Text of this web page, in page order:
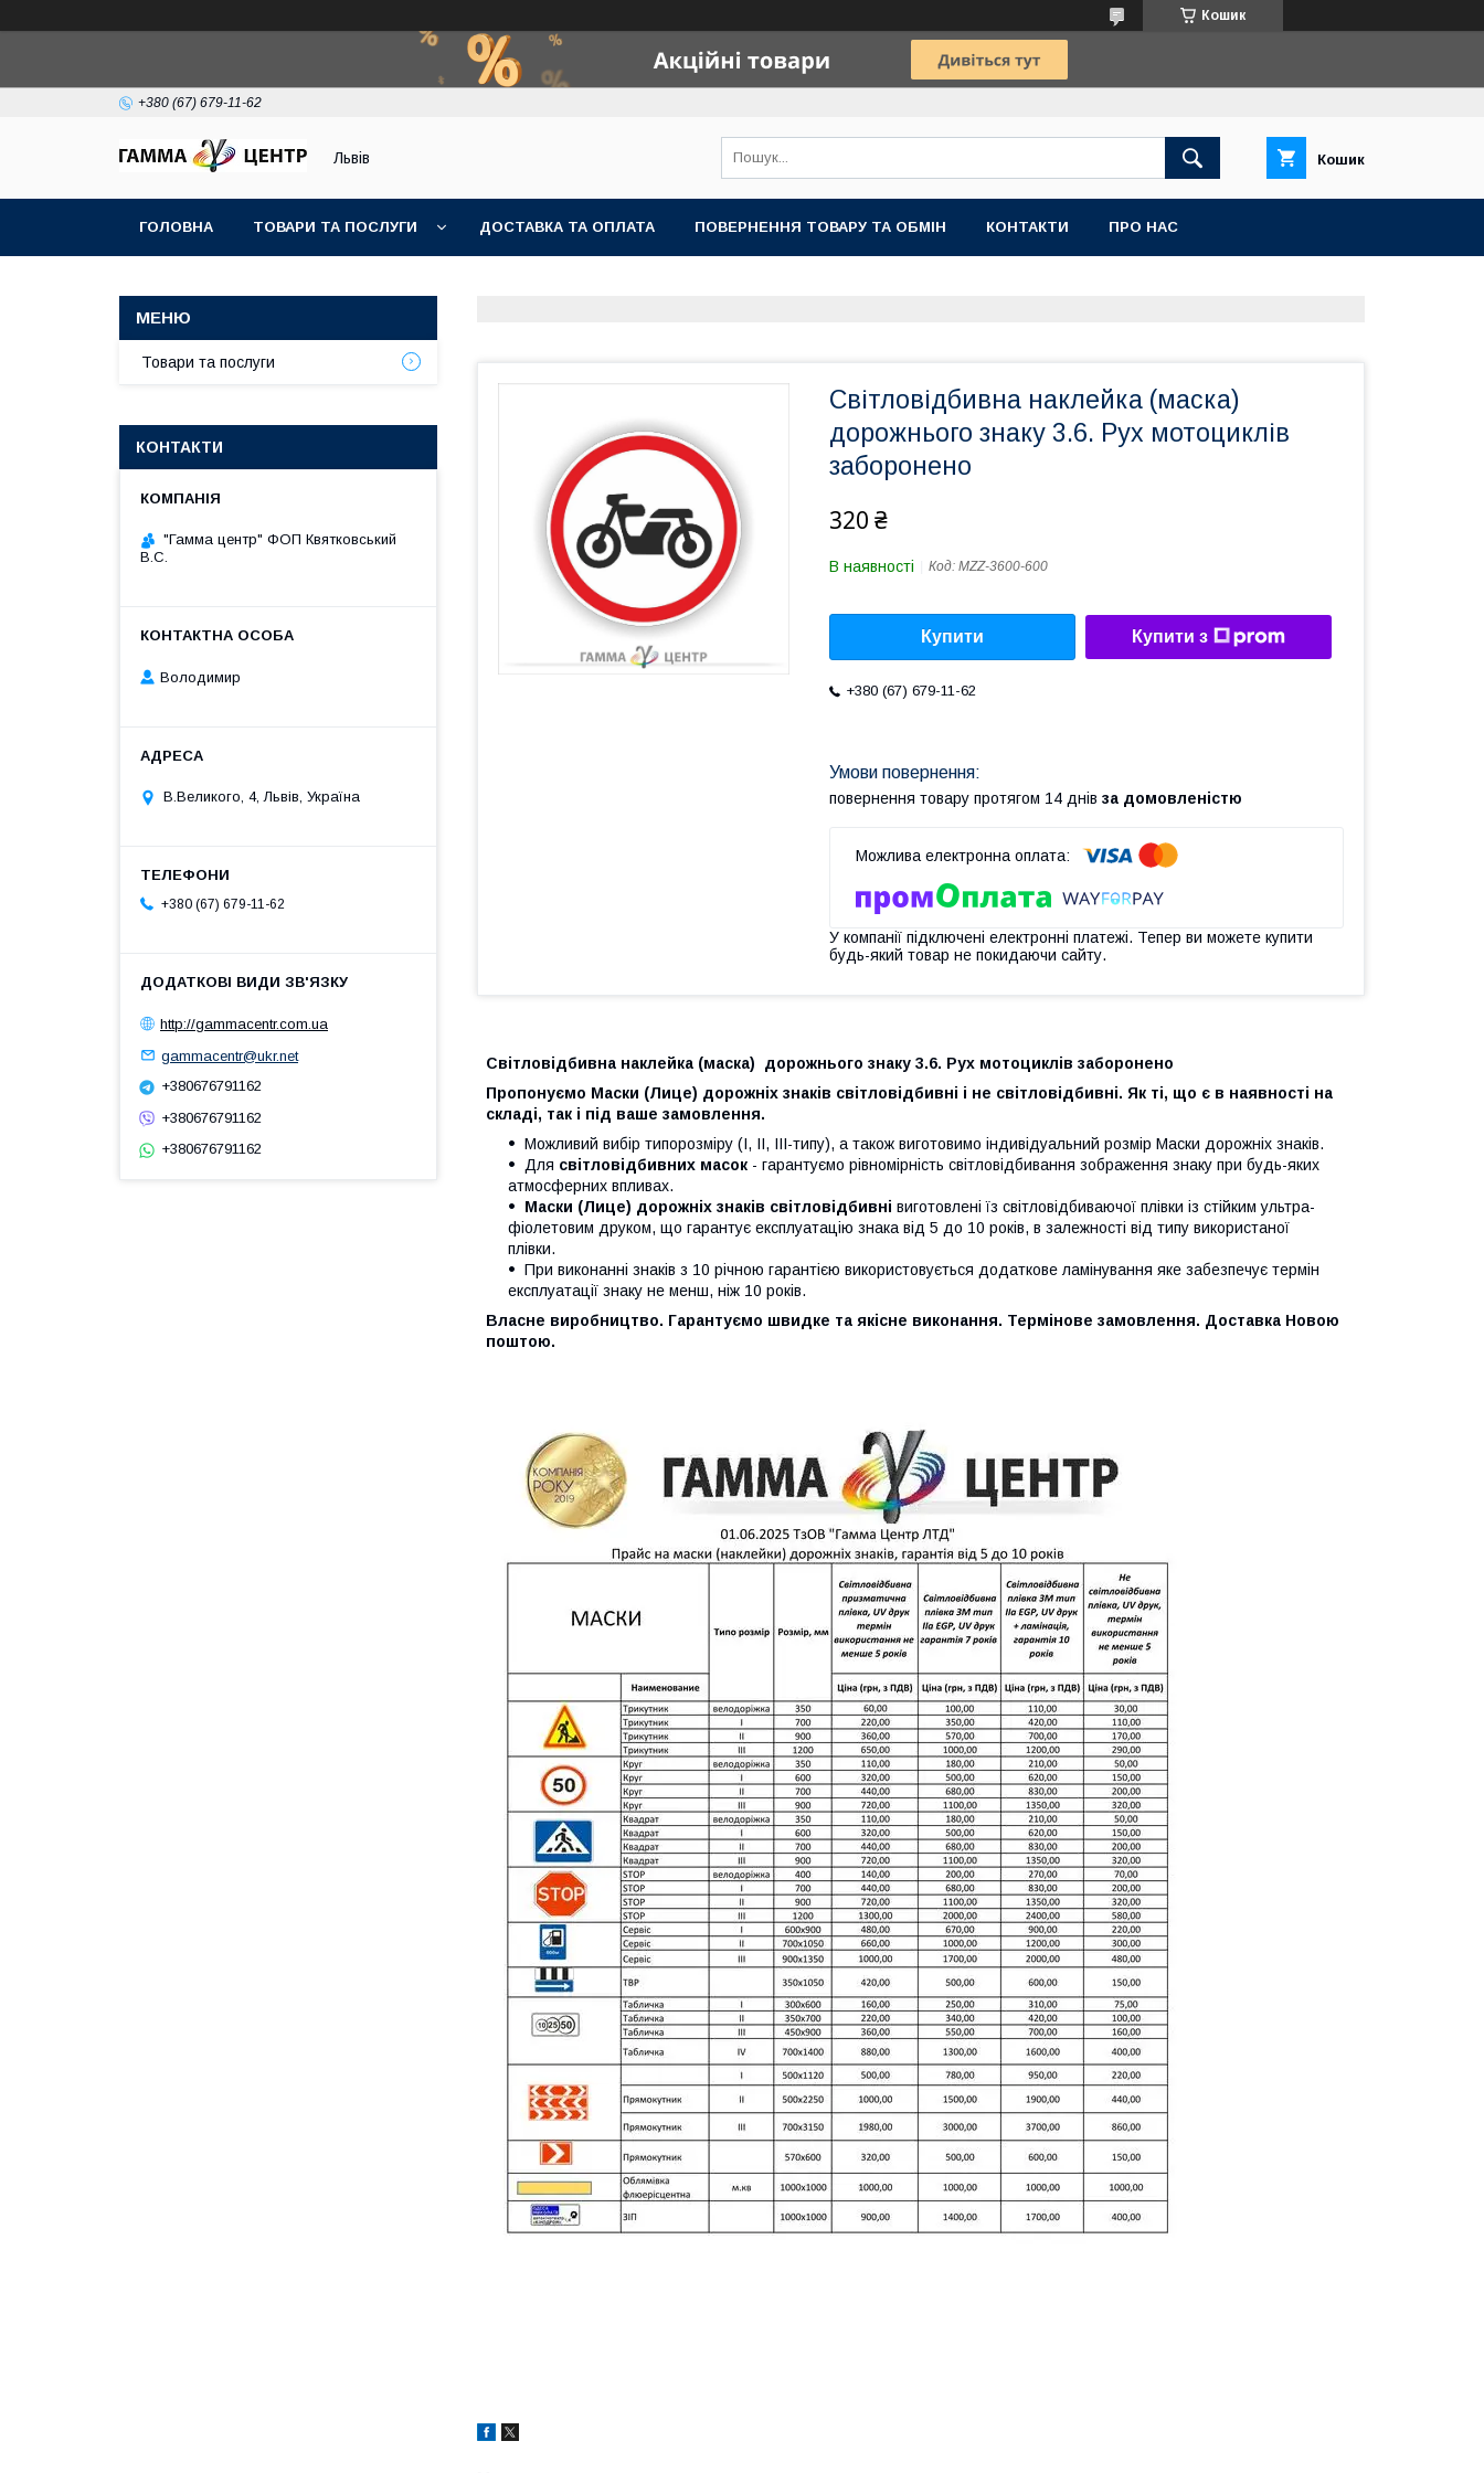
Кошик
+380 (67) 679-11-62
Львів Кошик
ГОЛОВНА ТОВАРИ ТА ПОСЛУГИ ДОСТАВКА ТА ОПЛАТА ПОВЕРНЕННЯ ТОВАРУ ТА ОБМІН КОНТАКТИ ПРО НАС
Світловідбивна наклейка (маска)
дорожнього знаку 3.6. Рух мотоциклів
заборонено
320 ₴
В наявності Код: MZZ-3600-600
Купити Купити з
+380 (67) 679-11-62
повернення товару протягом 14 днів за домовленістю
У компанії підключені електронні платежі. Тепер ви можете купити
будь-який товар не покидаючи сайту.
Світловідбивна наклейка (маска) дорожнього знаку 3.6. Рух мотоциклів заборонено
Пропонуємо Маски (Лице) дорожніх знаків світловідбивні і не світловідбивні. Як ті, що є в наявності на
складі, так і під ваше замовлення.
Можливий вибір типорозміру (І, ІІ, ІІІ-типу), а також виготовимо індивідуальний розмір Маски дорожніх знаків.
Для світловідбивних масок - гарантуємо рівномірність світловідбивання зображення знаку при будь-яких
атмосферних впливах.
Маски (Лице) дорожніх знаків світловідбивні виготовлені їз світловідбиваючої плівки із стійким ультра-
фіолетовим друком, що гарантує експлуатацію знака від 5 до 10 років, в залежності від типу використаної
плівки.
При виконанні знаків з 10 річною гарантією використовується додаткове ламінування яке забезпечує термін
експлуатації знаку не менш, ніж 10 років.
Власне виробництво. Гарантуємо швидке та якісне виконання. Термінове замовлення. Доставка Новою
поштою.
Товари та послуги
КОНТАКТИ
"Гамма центр" ФОП Квятковський
В.С.
Володимир
В.Великого, 4, Львів, Україна
+380 (67) 679-11-62
http://gammacentr.com.ua
gammacentr@ukr.net
+380676791162
+380676791162
+380676791162